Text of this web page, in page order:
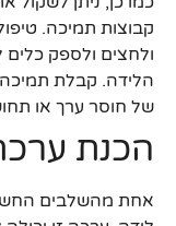
קבוצות תמיכה.
ולחצים ולספק
הלידה. קבלת
של חוסר ערך או
הכנת
אחת מהשלבים